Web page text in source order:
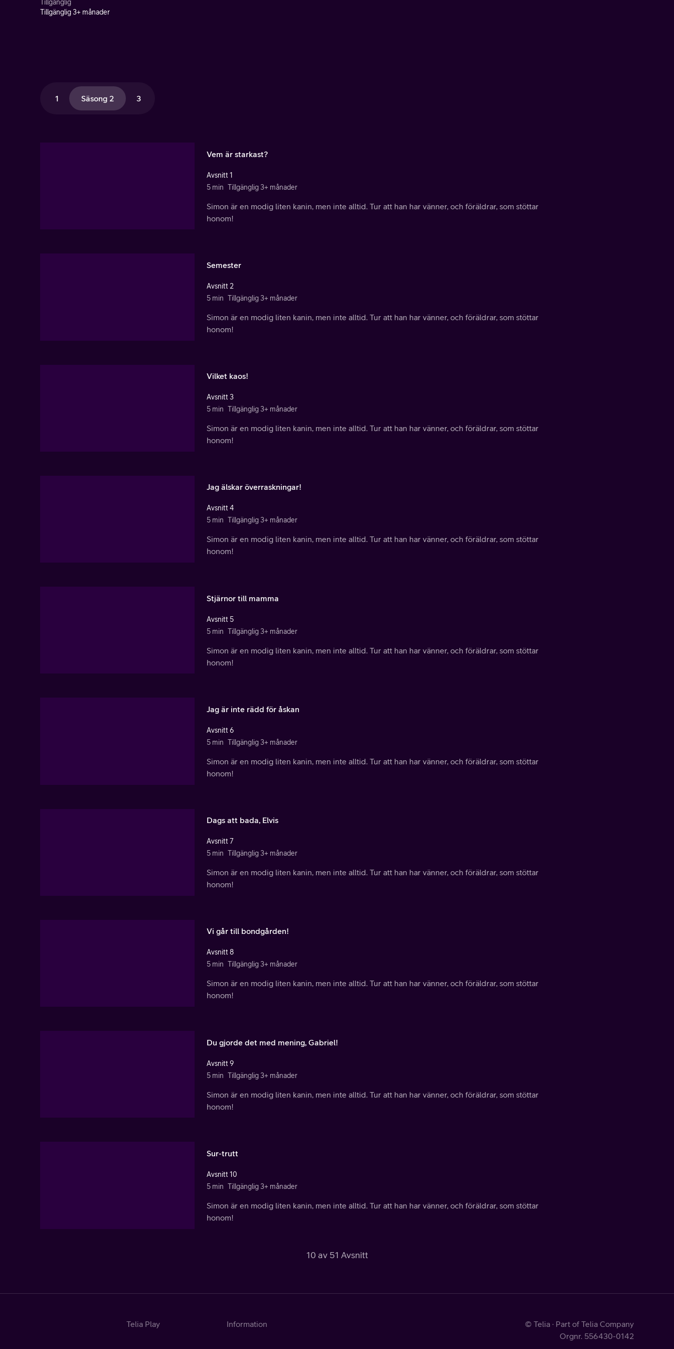
Tillgänglig
Tillgänglig 3+ månader
1 Säsong 2 3
Vem är starkast?
Avsnitt 1
5 min Tillgänglig 3+ månader
Simon är en modig liten kanin, men inte alltid. Tur att han har vänner, och föräldrar, som stöttar
honom!
Semester
Avsnitt 2
5 min Tillgänglig 3+ månader
Simon är en modig liten kanin, men inte alltid. Tur att han har vänner, och föräldrar, som stöttar
honom!
Vilket kaos!
Avsnitt 3
5 min Tillgänglig 3+ månader
Simon är en modig liten kanin, men inte alltid. Tur att han har vänner, och föräldrar, som stöttar
honom!
Jag älskar överraskningar!
Avsnitt 4
5 min Tillgänglig 3+ månader
Simon är en modig liten kanin, men inte alltid. Tur att han har vänner, och föräldrar, som stöttar
honom!
Stjärnor till mamma
Avsnitt 5
5 min Tillgänglig 3+ månader
Simon är en modig liten kanin, men inte alltid. Tur att han har vänner, och föräldrar, som stöttar
honom!
Jag är inte rädd för åskan
Avsnitt 6
5 min Tillgänglig 3+ månader
Simon är en modig liten kanin, men inte alltid. Tur att han har vänner, och föräldrar, som stöttar
honom!
Dags att bada, Elvis
Avsnitt 7
5 min Tillgänglig 3+ månader
Simon är en modig liten kanin, men inte alltid. Tur att han har vänner, och föräldrar, som stöttar
honom!
Vi går till bondgården!
Avsnitt 8
5 min Tillgänglig 3+ månader
Simon är en modig liten kanin, men inte alltid. Tur att han har vänner, och föräldrar, som stöttar
honom!
Du gjorde det med mening, Gabriel!
Avsnitt 9
5 min Tillgänglig 3+ månader
Simon är en modig liten kanin, men inte alltid. Tur att han har vänner, och föräldrar, som stöttar
honom!
Sur-trutt
Avsnitt 10
5 min Tillgänglig 3+ månader
Simon är en modig liten kanin, men inte alltid. Tur att han har vänner, och föräldrar, som stöttar
honom!
10 av 51 Avsnitt
Telia Play
Information
© Telia · Part of Telia Company
Orgnr. 556430-0142